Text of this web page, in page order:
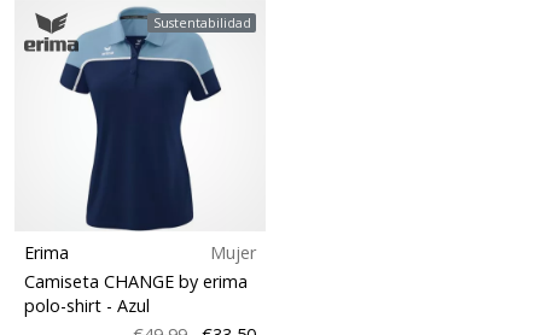
Sustentabilidad
Erima
Mujer
Camiseta CHANGE by erima
polo-shirt - Azul